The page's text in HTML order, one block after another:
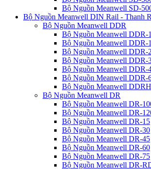
Bộ Nguồn Meanwell SD-
Bộ Nguồn Meanwell DIN Rail - Thanh
Bộ Nguồn Meanwell DDR
Bộ Nguồn Meanwell DDR-
Bộ Nguồn Meanwell DDR-
Bộ Nguồn Meanwell DDR-
Bộ Nguồn Meanwell DDR-
Bộ Nguồn Meanwell DDR-
Bộ Nguồn Meanwell DDR-
Bộ Nguồn Meanwell
Bộ Nguồn Meanwell DR
Bộ Nguồn Meanwell DR-
Bộ Nguồn Meanwell DR-
Bộ Nguồn Meanwell DR-15
Bộ Nguồn Meanwell DR-30
Bộ Nguồn Meanwell DR-45
Bộ Nguồn Meanwell DR-60
Bộ Nguồn Meanwell DR-75
Bộ Nguồn Meanwell DR-